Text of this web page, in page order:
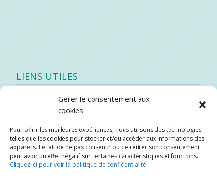
Gérer le consentement aux
cookies
Pour offrir les meilleures expériences, nous utilisons des technologies
telles que les cookies pour stocker et/ou accéder aux informations des
appareils. Le fait de ne pas consentir ou de retirer son consentement
peut avoir un effet négatif sur certaines caractéristiques et fonctions.
Cliquez ici pour voir la politique de confidentialité.
LIENS UTILES
Quoi de neuf
Stratégie québécoise d’économie d’eau potable
Bibliothèque
Météo locale